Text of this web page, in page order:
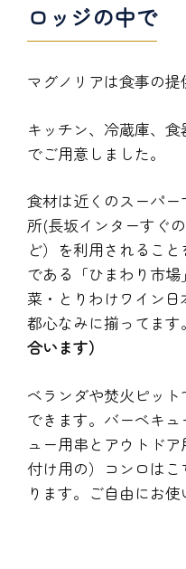
ロッジの中で
マグノリアは食事の提
キッチン、冷蔵庫、
でご用意しました。
食材は近くのスーパ
所(長坂インターすぐ
ど）を利用されるこ
である「ひまわり市
菜・とりわけワイン
都心なみに揃ってます。
合います）
ベランダや焚火ピッ
できます。​バーベキ
ュー用串とアウトド
付け用の）コンロは
ります。ご自由にお使